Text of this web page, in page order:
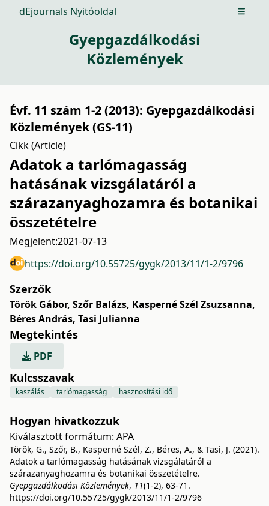
dEjournals Nyitóoldal Open
Gyepgazdálkodási
Közlemények
Évf. 11 szám 1-2 (2013): Gyepgazdálkodási
Közlemények (GS-11)
Cikk (Article)
Adatok a tarlómagasság
hatásának vizsgálatáról a
szárazanyaghozamra és botanikai
összetételre
Megjelent:2021-07-13
https://doi.org/10.55725/gygk/2013/11/1-2/9796
Szerzők
Török Gábor, Szőr Balázs, Kasperné Szél Zsuzsanna,
Béres András, Tasi Julianna
Megtekintés
PDF
Kulcsszavak
kaszálás tarlómagasság hasznosítási idő
Hogyan hivatkozzuk
Kiválasztott formátum: APA
Török, G., Szőr, B., Kasperné Szél, Z., Béres, A., & Tasi, J. (2021).
Adatok a tarlómagasság hatásának vizsgálatáról a
szárazanyaghozamra és botanikai összetételre.
Gyepgazdálkodási Közlemények, 11(1-2), 63-71.
https://doi.org/10.55725/gygk/2013/11/1-2/9796